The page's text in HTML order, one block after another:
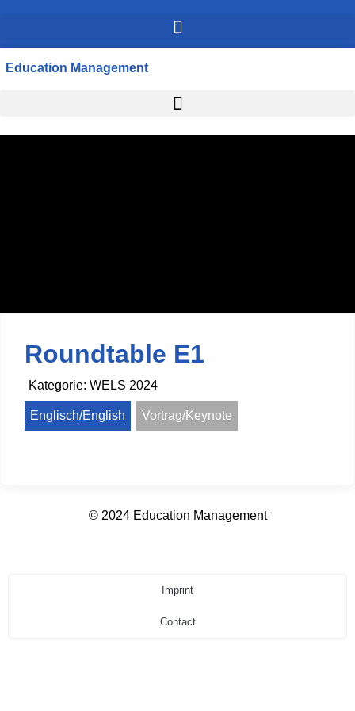
Education Management
Roundtable E1
Kategorie: WELS 2024
Englisch/English Vortrag/Keynote
© 2024 Education Management
Imprint
Contact